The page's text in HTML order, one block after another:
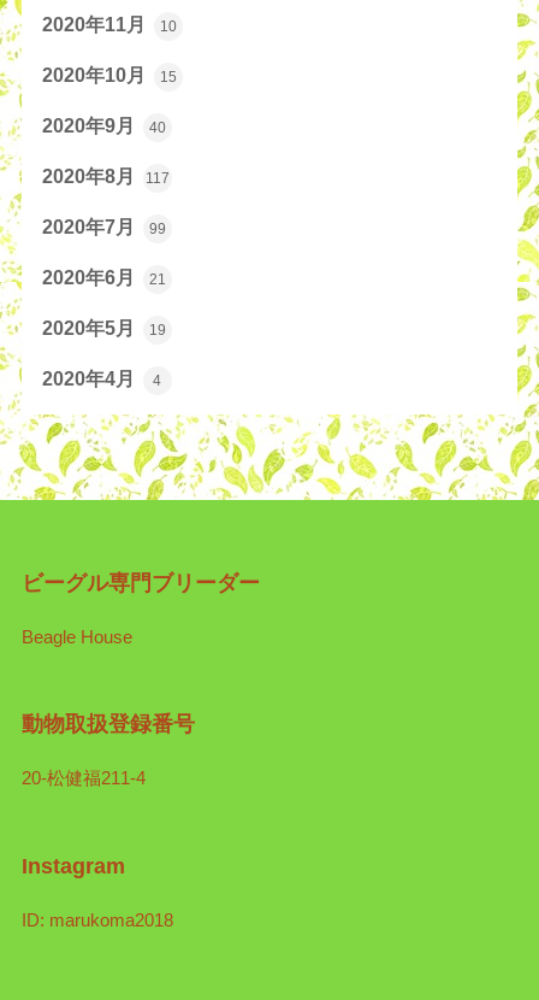
2020年11月 10
2020年10月 15
2020年9月 40
2020年8月 117
2020年7月 99
2020年6月 21
2020年5月 19
2020年4月 4
ビーグル専門ブリーダー
Beagle House
動物取扱登録番号
20-松健福211-4
Instagram
ID: marukoma2018